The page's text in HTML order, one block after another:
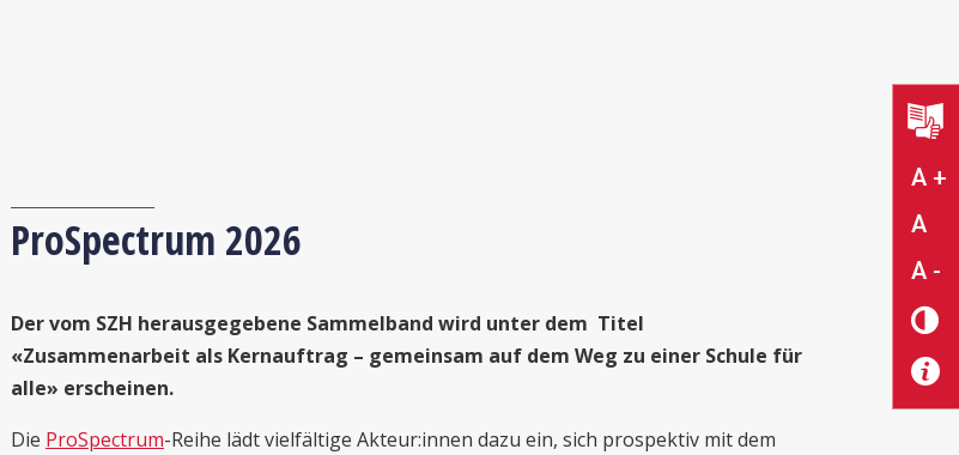
A +
A
A -
ProSpectrum 2026
Der vom SZH herausgegebene Sammelband wird unter dem Titel
«Zusammenarbeit als Kernauftrag – gemeinsam auf dem Weg zu einer Schule für
alle» erscheinen.
Die ProSpectrum-Reihe lädt vielfältige Akteur:innen dazu ein, sich prospektiv mit dem